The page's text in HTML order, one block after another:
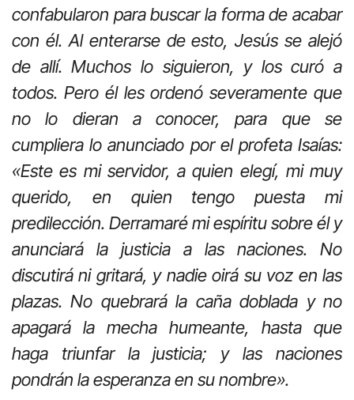
confabularon para buscar la forma de acabar
con él. Al enterarse de esto, Jesús se alejó
de allí. Muchos lo siguieron, y los curó a
todos. Pero él les ordenó severamente que
no lo dieran a conocer, para que se
cumpliera lo anunciado por el profeta Isaías:
«Este es mi servidor, a quien elegí, mi muy
querido, en quien tengo puesta mi
predilección. Derramaré mi espíritu sobre él y
anunciará la justicia a las naciones. No
discutirá ni gritará, y nadie oirá su voz en las
plazas. No quebrará la caña doblada y no
apagará la mecha humeante, hasta que
haga triunfar la justicia; y las naciones
pondrán la esperanza en su nombre».